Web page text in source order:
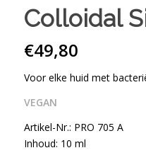
Colloidal
€49,80
Voor elke huid met
VEGAN
Artikel-Nr.: PRO 705 A
Inhoud: 10 ml